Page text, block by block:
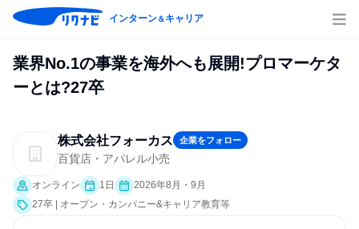
インターン＆キャリア
業界No.1の事業を海外へも展開!プロマーケタ
ーとは?27卒
株式会社フォーカス 企業をフォロー
百貨店・アパレル小売
オンライン 1日
2026年8月・9月
27卒 | オープン・カンパニー&キャリア教育等